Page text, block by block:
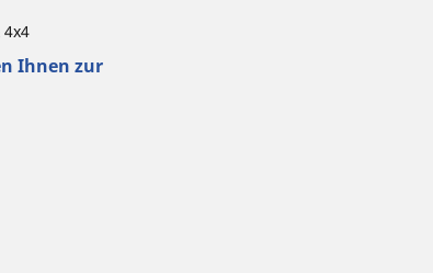
4x4
Ihnen zur